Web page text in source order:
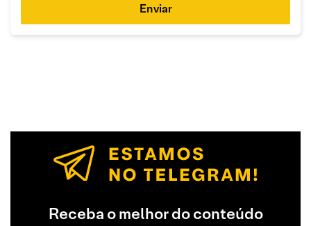
Enviar
Receba o melhor do conteúdo